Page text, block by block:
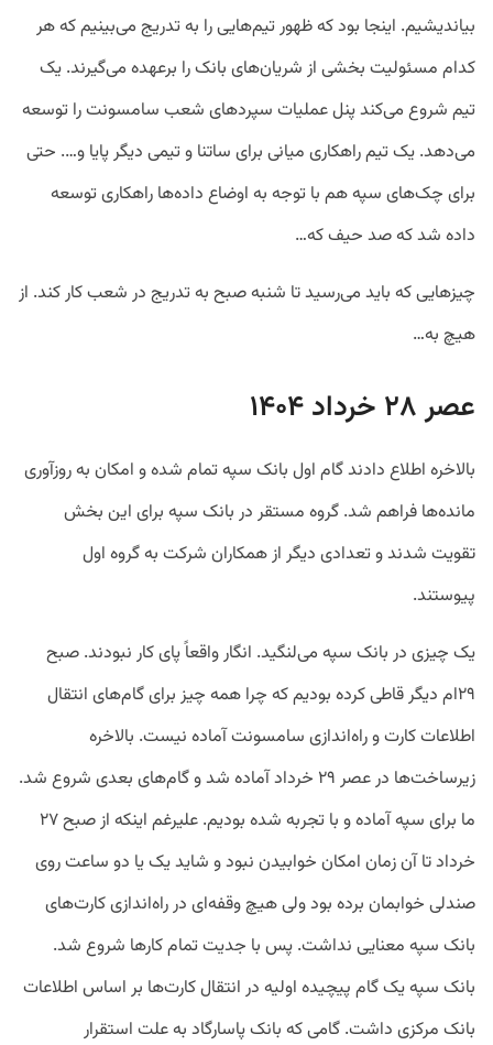
بیاندیشیم. اینجا بود که ظهور تیم‌هایی را به تدریج می‌بینیم که هر
کدام مسئولیت بخشی از شریان‌های بانک را برعهده می‌گیرند. یک
تیم شروع می‌کند پنل عملیات سپردهای شعب سامسونت را توسعه
می‌دهد. یک تیم راهکاری میانی برای ساتنا و تیمی دیگر پایا و…. حتی
برای چک‌های سپه هم با توجه به اوضاع داده‌ها راهکاری توسعه
داده شد که صد حیف که…
چیزهایی که باید می‌رسید تا شنبه صبح به تدریج در شعب کار کند. از
هیچ به…
عصر ۲۸ خرداد ۱۴۰۴
بالاخره اطلاع دادند گام اول بانک سپه تمام شده و امکان به روزآوری
مانده‌ها فراهم شد. گروه مستقر در بانک سپه برای این بخش
تقویت شدند و تعدادی دیگر از همکاران شرکت به گروه اول
پیوستند.
یک چیزی در بانک سپه می‌لنگید. انگار واقعاً پای کار نبودند. صبح
۲۹ام دیگر قاطی کرده بودیم که چرا همه چیز برای گام‌های انتقال
اطلاعات کارت و راه‌اندازی سامسونت آماده نیست. بالاخره
زیرساخت‌ها در عصر ۲۹ خرداد آماده شد و گام‌های بعدی شروع شد.
ما برای سپه آماده و با تجربه شده بودیم. علیرغم اینکه از صبح ۲۷
خرداد تا آن زمان امکان خوابیدن نبود و شاید یک یا دو ساعت روی
صندلی خوابمان برده بود ولی هیچ وقفه‌ای در راه‌اندازی کارت‌های
بانک سپه معنایی نداشت. پس با جدیت تمام کارها شروع شد.
بانک سپه یک گام پیچیده اولیه در انتقال کارت‌ها بر اساس اطلاعات
بانک مرکزی داشت. گامی که بانک پاسارگاد به علت استقرار